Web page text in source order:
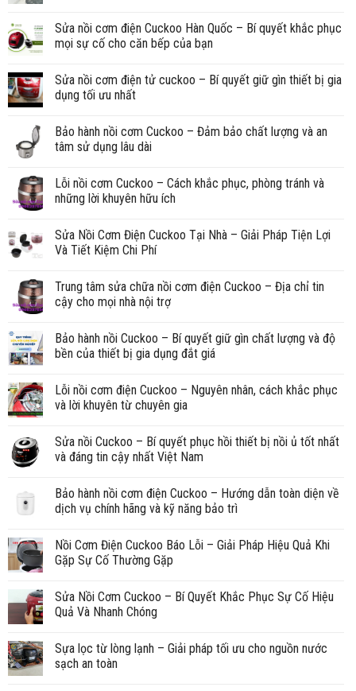
Sửa nồi cơm điện Cuckoo Hàn Quốc – Bí quyết khắc phục
mọi sự cố cho căn bếp của bạn
Sửa nồi cơm điện tử cuckoo – Bí quyết giữ gìn thiết bị gia
dụng tối ưu nhất
Bảo hành nồi cơm Cuckoo – Đảm bảo chất lượng và an
tâm sử dụng lâu dài
Lỗi nồi cơm Cuckoo – Cách khắc phục, phòng tránh và
những lời khuyên hữu ích
Sửa Nồi Cơm Điện Cuckoo Tại Nhà – Giải Pháp Tiện Lợi
Và Tiết Kiệm Chi Phí
Trung tâm sửa chữa nồi cơm điện Cuckoo – Địa chỉ tin
cậy cho mọi nhà nội trợ
Bảo hành nồi Cuckoo – Bí quyết giữ gìn chất lượng và độ
bền của thiết bị gia dụng đắt giá
Lỗi nồi cơm điện Cuckoo – Nguyên nhân, cách khắc phục
và lời khuyên từ chuyên gia
Sửa nồi Cuckoo – Bí quyết phục hồi thiết bị nồi ủ tốt nhất
và đáng tin cậy nhất Việt Nam
Bảo hành nồi cơm điện Cuckoo – Hướng dẫn toàn diện về
dịch vụ chính hãng và kỹ năng bảo trì
Nồi Cơm Điện Cuckoo Báo Lỗi – Giải Pháp Hiệu Quả Khi
Gặp Sự Cố Thường Gặp
Sửa Nồi Cơm Cuckoo – Bí Quyết Khắc Phục Sự Cố Hiệu
Quả Và Nhanh Chóng
Sựa lọc từ lòng lạnh – Giải pháp tối ưu cho nguồn nước
sạch an toàn